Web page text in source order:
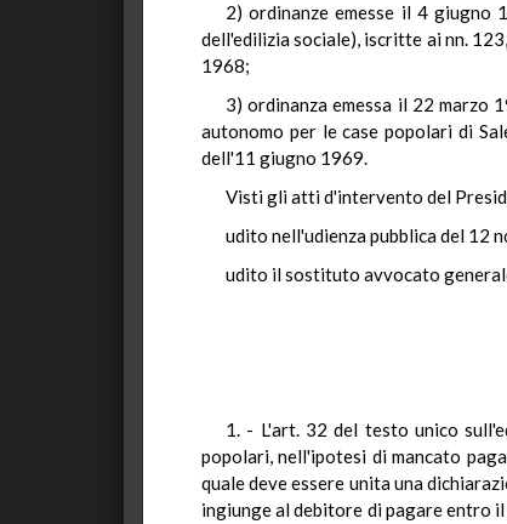
2) ordinanze emesse il 4
dell'edilizia sociale), iscritte ai nn.
1968;
3) ordinanza emessa il 22
autonomo per le case popolari di
dell'11 giugno 1969.
Visti gli atti d'intervento del
udito nell'udienza pubblica del 12
udito il sostituto avvocato
1. - L'art. 32 del testo unico
popolari, nell'ipotesi di mancato
quale deve essere unita una
ingiunge al debitore di pagare entro